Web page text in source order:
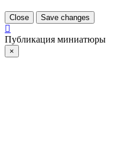
Close Save changes
Публикация миниатюры
×